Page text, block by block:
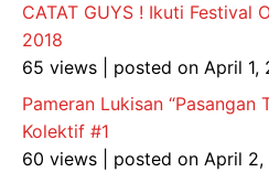
CATAT GUYS ! Ikuti Festival
2018
65 views
posted on April 1,
Pameran Lukisan “Pasangan
Kolektif #1
60 views
posted on April 2,